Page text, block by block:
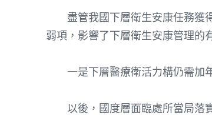
盡管我國下層衛生安康任務獲
弱項，影響了下層衛生安康管理的
一是下層醫療衛活力構仍需加年
以後，國度層面臨處所當局落實